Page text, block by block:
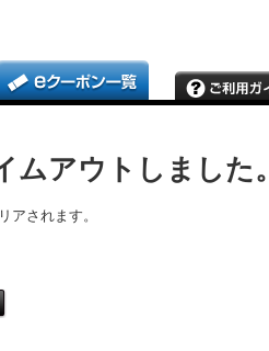
アウトしました。
アされます。